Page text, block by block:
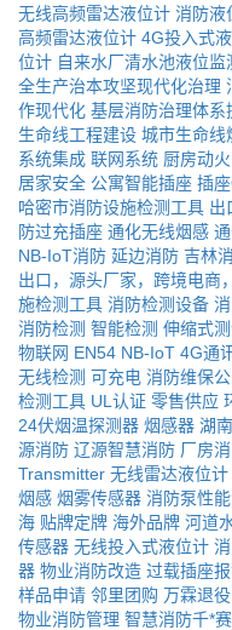
无线高频雷达液位计 消防液
高频雷达液位计 4G投入式
位计 自来水厂清水池液位监
全生产治本攻坚现代化治理
作现代化 基层消防治理体系
生命线工程建设 城市生命线
系统集成 联网系统 厨房动
居家安全 公寓智能插座 插
哈密市消防设施检测工具 出
防过充插座 通化无线烟感
NB-IoT消防 延边消防 吉林
出口，源头厂家，跨境电商
施检测工具 消防检测设备
消防检测 智能检测 伸缩式
物联网 EN54 NB-IoT 4G通
无线检测 可充电 消防维保
检测工具 UL认证 零售供应
24伏烟温探测器 烟感器 湖
源消防 辽源智慧消防 厂房
Transmitter 无线雷达液位计
烟感 烟雾传感器 消防泵性
海 贴牌定牌 海外品牌 河道
传感器 无线投入式液位计
器 物业消防改造 过载插座
样品申请 邻里团购 万霖退
物业消防管理 智慧消防千*